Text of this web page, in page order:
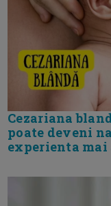
Cezariana
poate deveni
experienta mai